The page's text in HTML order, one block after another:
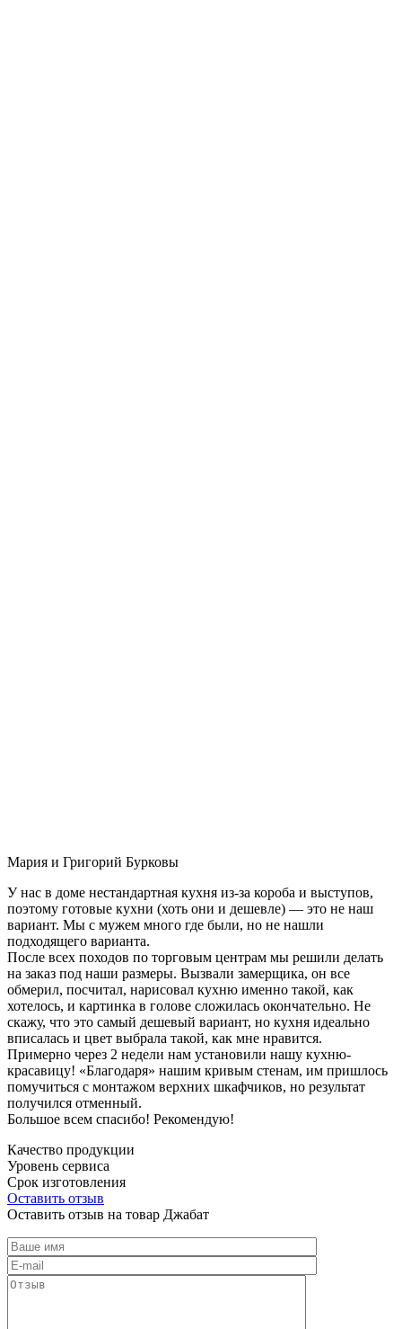
Мария и Григорий Бурковы
У нас в доме нестандартная кухня из-за короба и выступов,
поэтому готовые кухни (хоть они и дешевле) — это не наш
вариант. Мы с мужем много где были, но не нашли
подходящего варианта.
После всех походов по торговым центрам мы решили делать
на заказ под наши размеры. Вызвали замерщика, он все
обмерил, посчитал, нарисовал кухню именно такой, как
хотелось, и картинка в голове сложилась окончательно. Не
скажу, что это самый дешевый вариант, но кухня идеально
вписалась и цвет выбрала такой, как мне нравится.
Примерно через 2 недели нам установили нашу кухню-
красавицу! «Благодаря» нашим кривым стенам, им пришлось
помучиться с монтажом верхних шкафчиков, но результат
получился отменный.
Большое всем спасибо! Рекомендую!
Качество продукции
Уровень сервиса
Срок изготовления
Оставить отзыв
Оставить отзыв на товар Джабат